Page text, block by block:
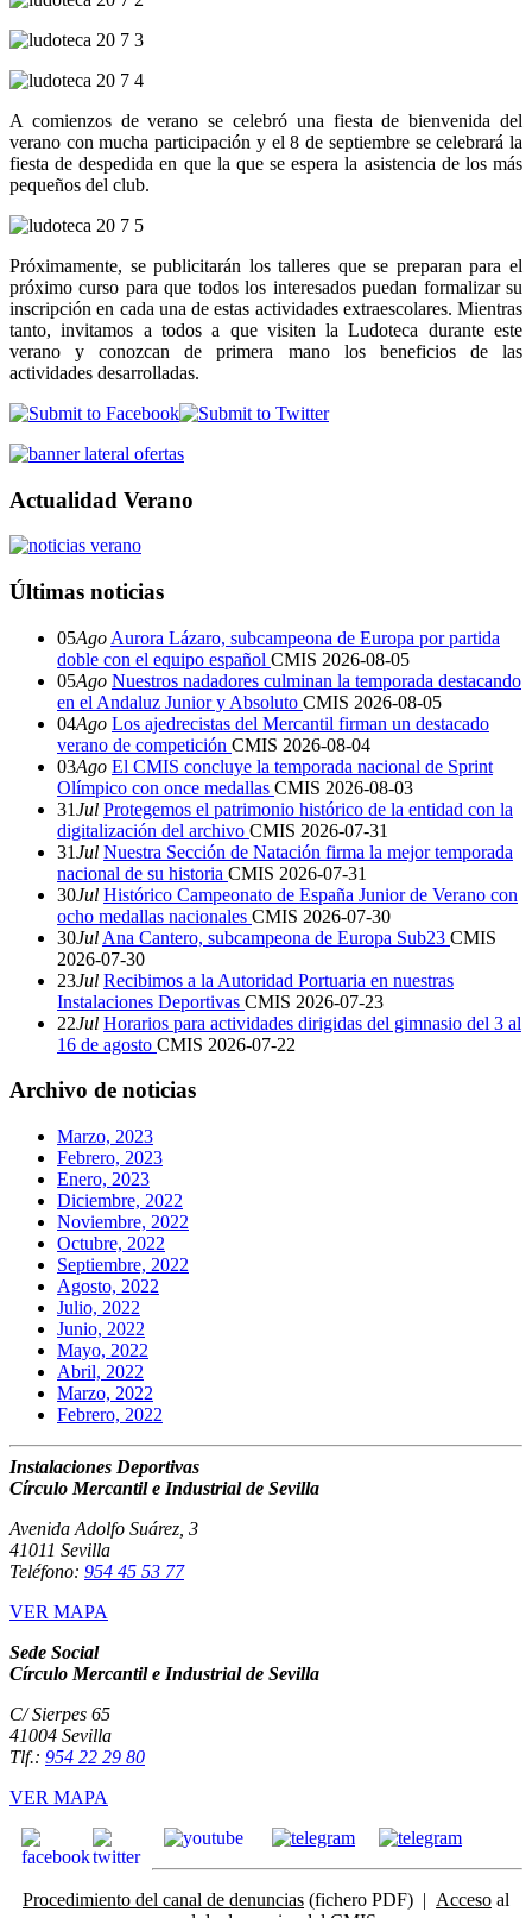
A comienzos de verano se celebró una fiesta de bienvenida del
verano con mucha participación y el 8 de septiembre se celebrará la
fiesta de despedida en que la que se espera la asistencia de los más
pequeños del club.
Próximamente, se publicitarán los talleres que se preparan para el
próximo curso para que todos los interesados puedan formalizar su
inscripción en cada una de estas actividades extraescolares. Mientras
tanto, invitamos a todos a que visiten la Ludoteca durante este
verano y conozcan de primera mano los beneficios de las
actividades desarrolladas.
Actualidad Verano
Últimas noticias
05Ago Aurora Lázaro, subcampeona de Europa por partida
doble con el equipo español CMIS 2026-08-05
05Ago Nuestros nadadores culminan la temporada destacando
en el Andaluz Junior y Absoluto CMIS 2026-08-05
04Ago Los ajedrecistas del Mercantil firman un destacado
verano de competición CMIS 2026-08-04
03Ago El CMIS concluye la temporada nacional de Sprint
Olímpico con once medallas CMIS 2026-08-03
31Jul Protegemos el patrimonio histórico de la entidad con la
digitalización del archivo CMIS 2026-07-31
31Jul Nuestra Sección de Natación firma la mejor temporada
nacional de su historia CMIS 2026-07-31
30Jul Histórico Campeonato de España Junior de Verano con
ocho medallas nacionales CMIS 2026-07-30
30Jul Ana Cantero, subcampeona de Europa Sub23 CMIS
2026-07-30
23Jul Recibimos a la Autoridad Portuaria en nuestras
Instalaciones Deportivas CMIS 2026-07-23
22Jul Horarios para actividades dirigidas del gimnasio del 3 al
16 de agosto CMIS 2026-07-22
Archivo de noticias
Marzo, 2023
Febrero, 2023
Enero, 2023
Diciembre, 2022
Noviembre, 2022
Octubre, 2022
Septiembre, 2022
Agosto, 2022
Julio, 2022
Junio, 2022
Mayo, 2022
Abril, 2022
Marzo, 2022
Febrero, 2022
Instalaciones Deportivas
Círculo Mercantil e Industrial de Sevilla
Avenida Adolfo Suárez, 3
41011 Sevilla
Teléfono: 954 45 53 77
VER MAPA
Sede Social
Círculo Mercantil e Industrial de Sevilla
C/ Sierpes 65
41004 Sevilla
Tlf.: 954 22 29 80
VER MAPA
Procedimiento del canal de denuncias (fichero PDF) | Acceso al